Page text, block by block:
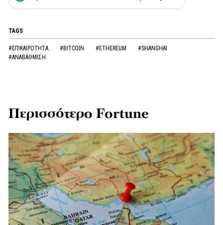
TAGS
#ΕΠΙΚΑΙΡΟΤΗΤΑ #BITCOIN #ETHEREUM
#SHANGHAI
#ΑΝΑΒΑΘΜΙΣΗ
Περισσότερο Fortune